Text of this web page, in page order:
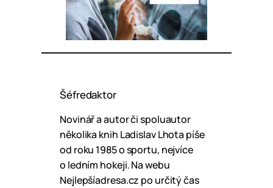
Šéfredaktor
Novinář a autor či spoluautor
několika knih Ladislav Lhota píše
od roku 1985 o sportu, nejvíce
o ledním hokeji. Na webu
Nejlepšíadresa.cz po určitý čas